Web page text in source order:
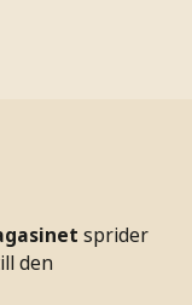
sprider
den